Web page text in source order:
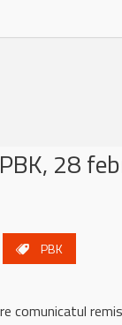
28
PBK
comunicatul